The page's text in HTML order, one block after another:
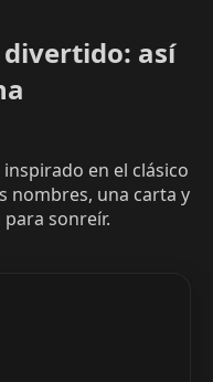
así
en el clásico
nombres, una carta y
sonreír.